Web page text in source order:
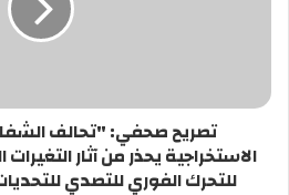
تصريح صحفي: "تحالف
الاستخراجية يحذر من آثار
للتحرك الفوري للتصدي